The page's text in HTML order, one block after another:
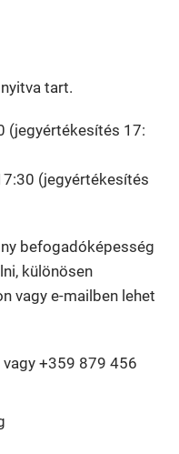
tart.
(jegyértékesítés 17:
(jegyértékesítés
befogadóképesség
különösen
vagy e-mailben lehet
+359 879 456